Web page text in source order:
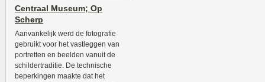
Centraal Museum; Op
Scherp
Aanvankelijk werd de fotografie
gebruikt voor het vastleggen van
portretten en beelden vanuit de
schildertraditie. De technische
beperkingen maakte dat het